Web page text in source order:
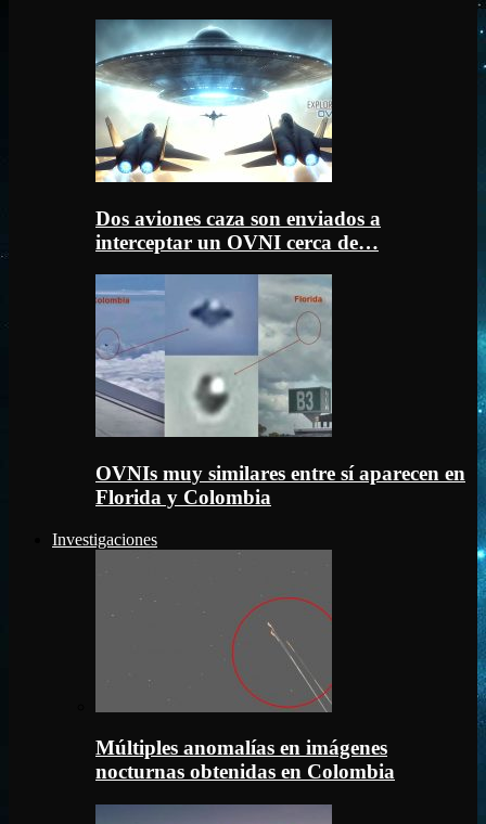
Dos aviones caza son enviados a
interceptar un OVNI cerca de…
OVNIs muy similares entre sí aparecen en
Florida y Colombia
Investigaciones
Múltiples anomalías en imágenes
nocturnas obtenidas en Colombia